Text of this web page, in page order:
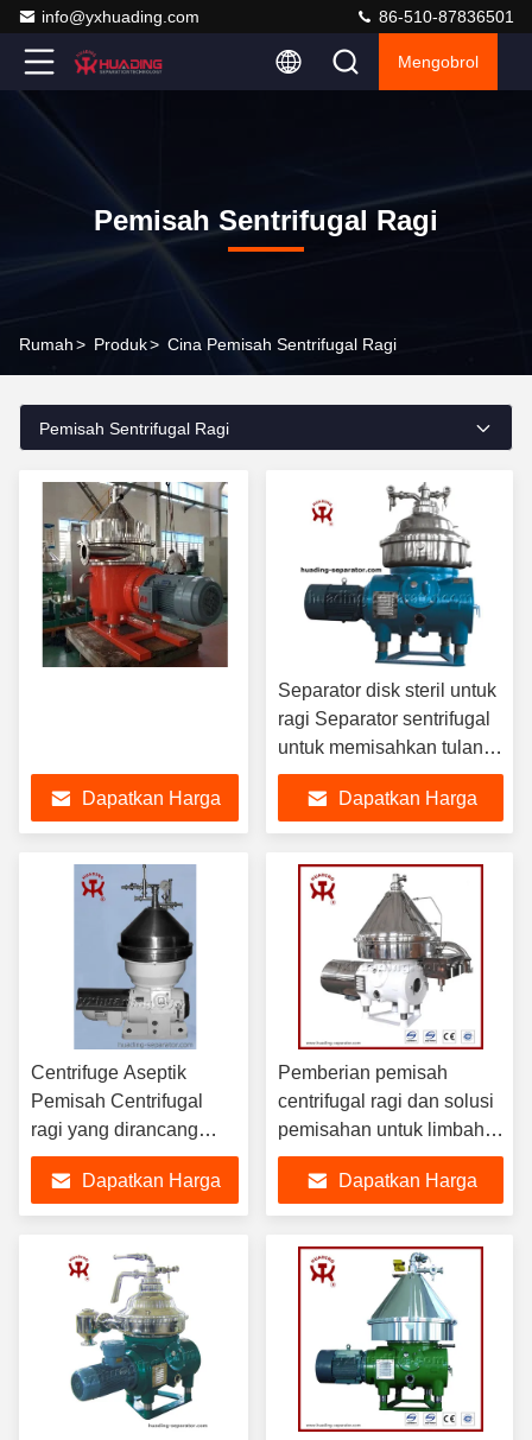
info@yxhuading.com 86-510-87836501
Mengobrol
Pemisah Sentrifugal Ragi
Rumah> Produk> Cina Pemisah Sentrifugal Ragi
Pemisah Sentrifugal Ragi
Dapatkan Harga
Separator disk steril untuk
ragi Separator sentrifugal
untuk memisahkan tulang
hewan dan limbah nabati
Dapatkan Harga
Centrifuge Aseptik
Pemisah Centrifugal
ragi yang dirancang
untuk kaldu fermentasi
Dapatkan Harga
Pemberian pemisah
centrifugal ragi dan solusi
pemisahan untuk limbah
makanan dan operasi
finishing massa dengan
pemeliharaan mudah
Dapatkan Harga